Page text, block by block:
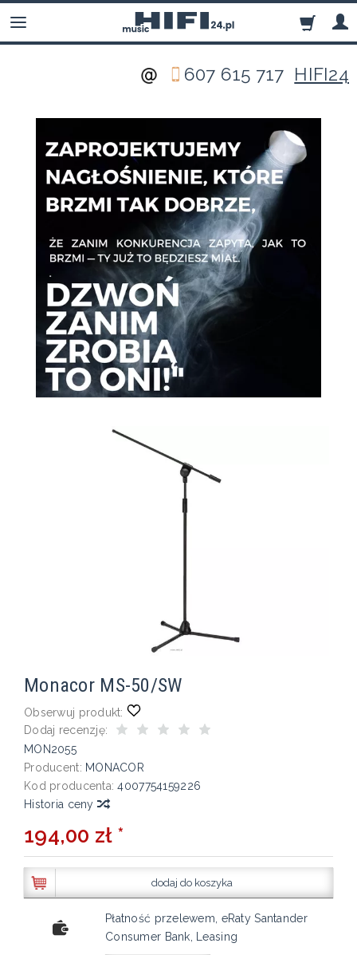
607 615 717 HIFI24
Monacor MS-50/SW
Obserwuj produkt:
Dodaj recenzję:
MON2055
Producent: MONACOR
Kod producenta: 4007754159226
Historia ceny
194,00 zł *
dodaj do koszyka
Płatność przelewem, eRaty Santander
Consumer Bank, Leasing